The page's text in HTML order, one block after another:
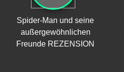
Spider-Man und seine
außergewöhnlichen
Freunde REZENSION